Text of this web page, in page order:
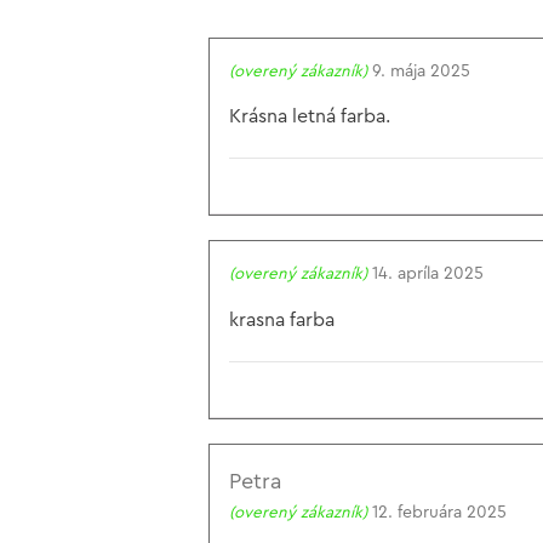
(overený zákazník) 9. mája 2025
Krásna letná farba.
(overený zákazník) 14. apríla 2025
krasna farba
Petra
(overený zákazník) 12. februára 2025